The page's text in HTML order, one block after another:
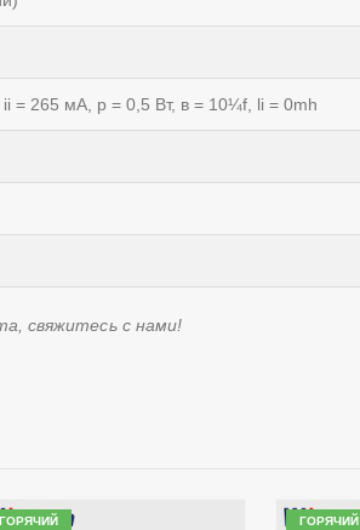
ii = 265 мА, p = 0,5 Вт, в = 10¼f, li = 0mh
свяжитесь с нами!
ГОРЯЧИЙ ГОРЯЧИЙ